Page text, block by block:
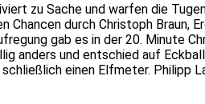
zu Sache und warfen die
durch Christoph Braun,
gab es in der 20. Minute
anders und entschied auf
einen Elfmeter. Philipp